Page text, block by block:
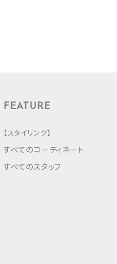
FEATURE
【スタイリング】
すべてのコーディネート
すべてのスタッフ